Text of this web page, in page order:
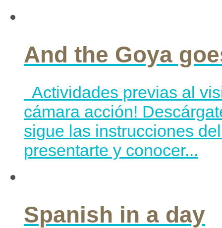
And the Goya
Actividades previas al
cámara acción!
sigue las instrucciones
presentarte y conocer...
Spanish in a day